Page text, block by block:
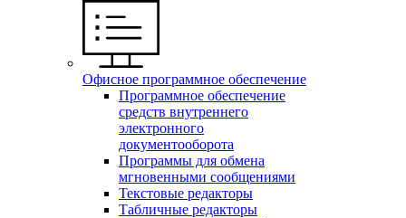
Офисное программное обеспечение
Программное обеспечение
средств внутреннего
электронного
документооборота
Программы для обмена
мгновенными сообщениями
Текстовые редакторы
Табличные редакторы